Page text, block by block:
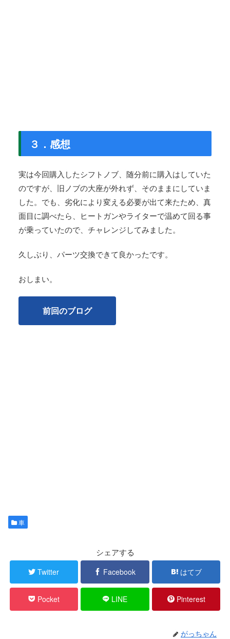
３．感想
実は今回購入したシフトノブ、随分前に購入はしていた
のですが、旧ノブの大座が外れず、そのままにしていま
した。でも、劣化により変える必要が出て来たため、真
面目に調べたら、ヒートガンやライターで温めて回る事
が乗っていたので、チャレンジしてみました。
久しぶり、パーツ交換できて良かったです。
おしまい。
前回のブログ
車
シェアする
Twitter Facebook はてブ
Pocket LINE Pinterest
がっちゃん